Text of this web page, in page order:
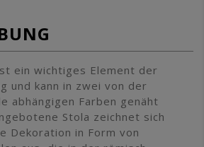
ein wichtiges Element der
und kann in zwei von der
abhängigen Farben genäht
Stola zeichnet sich
Dekoration in Form von